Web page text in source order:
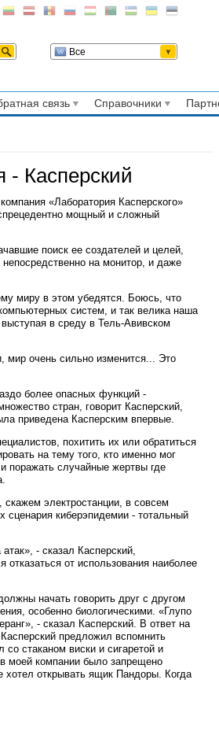
Все
связь Справочники
- Касперский
«Лаборатория Касперского»
мощный и сложный
поиск ее создателей и целей,
на монитор, и даже
миру в этом убедятся. Боюсь, что
систем, и так велика наша
в среду в Тель-Авивском
мир очень сильно изменится... Это
более опасных функций -
стран, говорит Касперский,
приведена Касперским впервые.
похитить их или обратиться
на тему того, кто именно мог
поражать случайные жертвы где
скажем электростанции, в совсем
сценария киберэпидемии - тотальный
- сказал Касперский,
от использования наиболее
начать говорить друг с другом
особенно биологическими. «Глупо
- сказал Касперский. В ответ на
предложил вспомнить
стаканом виски и сигаретой и
моей компании было запрещено
хотел открывать ящик Пандоры. Когда